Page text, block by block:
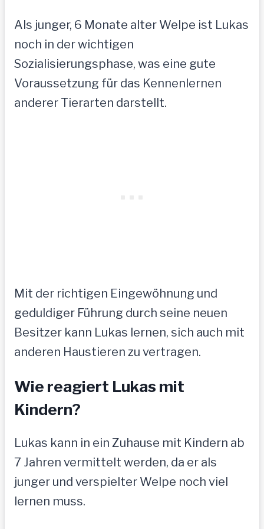
Als junger, 6 Monate alter Welpe ist Lukas
noch in der wichtigen
Sozialisierungsphase, was eine gute
Voraussetzung für das Kennenlernen
anderer Tierarten darstellt.
Mit der richtigen Eingewöhnung und
geduldiger Führung durch seine neuen
Besitzer kann Lukas lernen, sich auch mit
anderen Haustieren zu vertragen.
Wie reagiert Lukas mit
Kindern?
Lukas kann in ein Zuhause mit Kindern ab
7 Jahren vermittelt werden, da er als
junger und verspielter Welpe noch viel
lernen muss.